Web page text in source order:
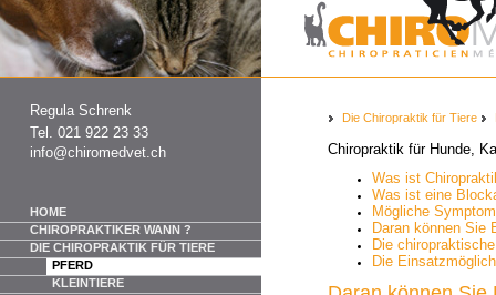
Regula Schrenk
Tel. 021 922 23 33
info@chiromedvet.ch
HOME
CHIROPRAKTIKER WANN ?
DIE CHIROPRAKTIK FÜR TIERE
PFERD
KLEINTIERE
Die Chiropraktik für Tiere
Chiropraktik für Hunde,
Was ist
Was ist eine
Mögliche
Daran können Sie
Die
Die